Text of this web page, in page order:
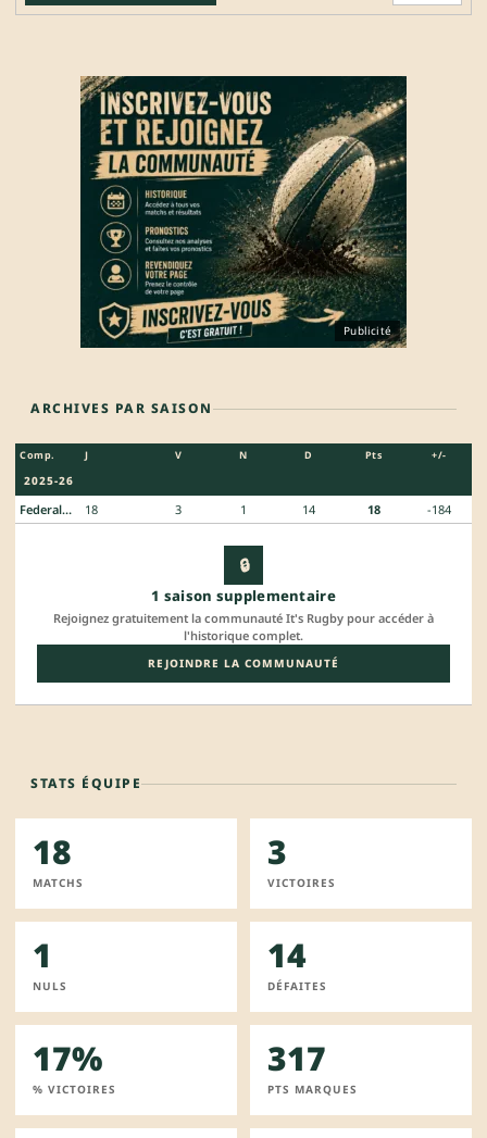
Publicité
ARCHIVES PAR SAISON
Comp. J V N D Pts +/-
2025-26
Federale 3 18 3 1 14 18 -184
🔒
1 saison supplementaire
Rejoignez gratuitement la communauté It's Rugby pour accéder à
l'historique complet.
REJOINDRE LA COMMUNAUTÉ
STATS ÉQUIPE
18
MATCHS
3
VICTOIRES
1
NULS
14
DÉFAITES
17%
% VICTOIRES
317
PTS MARQUES